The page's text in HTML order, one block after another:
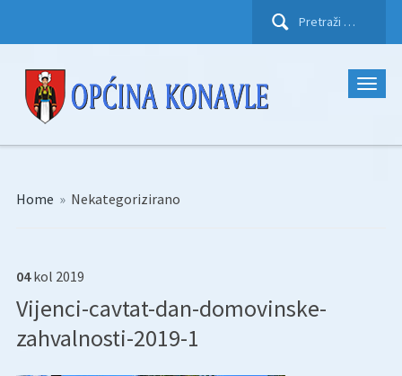
Pretraži:
Home » Nekategorizirano
04 kol 2019
Vijenci-cavtat-dan-domovinske-
zahvalnosti-2019-1